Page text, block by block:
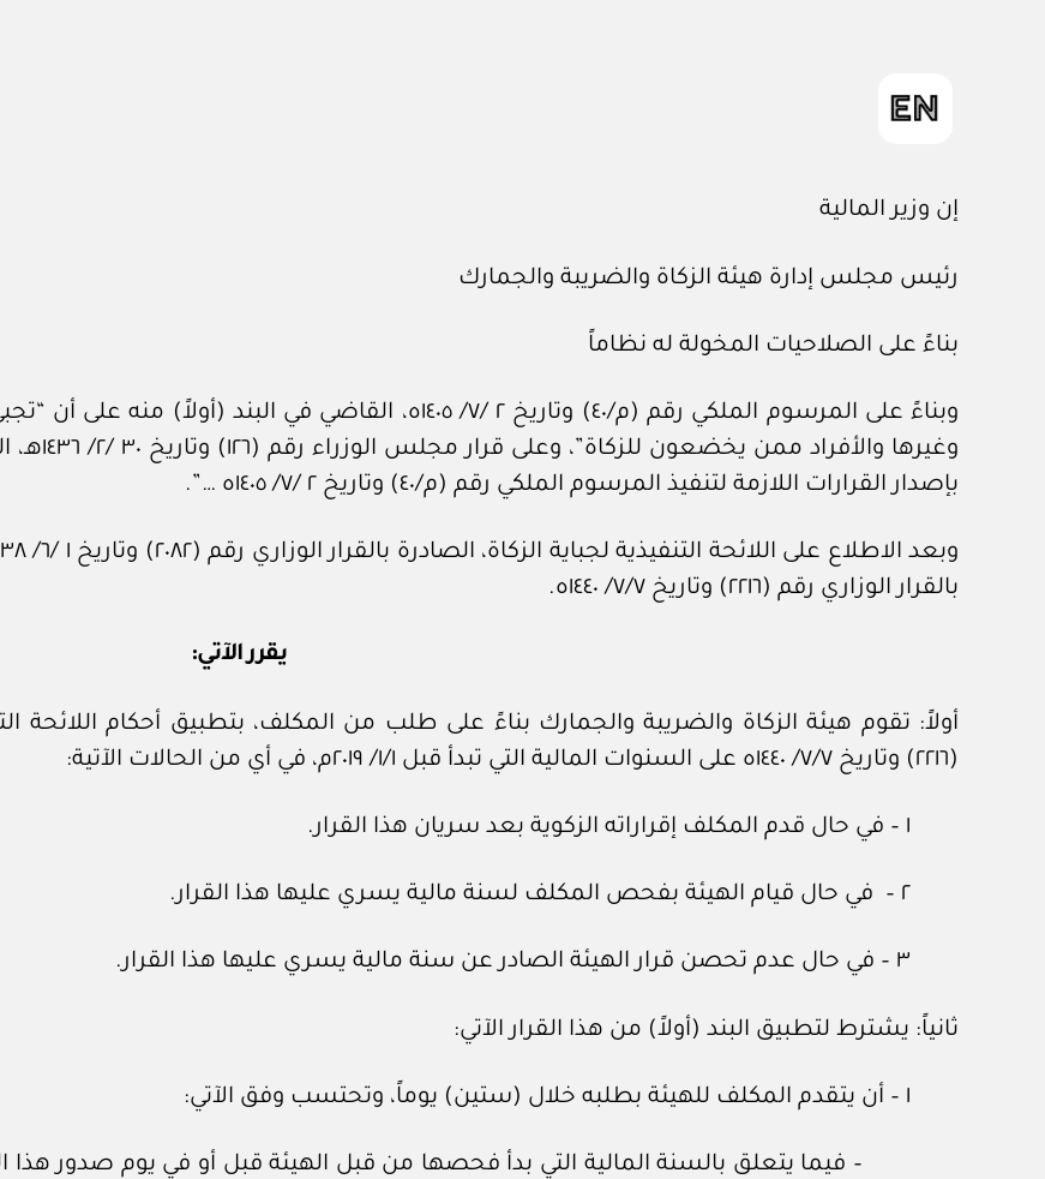
إن وزير المالية
رئيس مجلس إدارة هيئة الزكاة والضريبة والجمارك
بناءً على الصلاحيات المخولة له نظاماً
وبناءً على المرسوم الملكي رقم (م/٤٠) وتاريخ ٢ /٧/ ١٤٠٥ه،
وغيرها
بإصدار القرارات اللازمة لتنفيذ المرسوم الملكي رقم (م/٤٠) وتاريخ ٢ /٧/ ١٤٠٥ه …”.
بالقرار الوزاري رقم (٢٢١٦) وتاريخ ٧/٧/ ١٤٤٠ه.
يقرر الآتي:
أولاً: تقوم هيئة الزكاة والضريبة والجمارك بناءً على طلب من المكلف، بتطبيق أحكام اللائحة
(٢٢١٦) وتاريخ ٧/٧/ ١٤٤٠ه على السنوات المالية التي تبدأ قبل ١/١/ ٢٠١٩م، في أي من الحالات الآتية:
١ – في حال قدم المكلف إقراراته الزكوية بعد سريان هذا القرار.
٢ – في حال قيام الهيئة بفحص المكلف لسنة مالية يسري عليها هذا القرار.
٣ – في حال عدم تحصن قرار الهيئة الصادر عن سنة مالية يسري عليها هذا القرار.
ثانياً: يشترط لتطبيق البند (أولاً) من هذا القرار الآتي:
١ – أن يتقدم المكلف للهيئة بطلبه خلال (ستين) يوماً، وتحتسب وفق الآتي:
– فيما يتعلق بالسنة المالية التي بدأ فحصها من قبل الهيئة قبل أو في يوم صدور هذا